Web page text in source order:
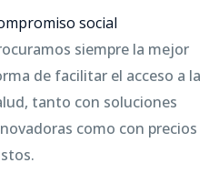
social
siempre la mejor
de facilitar el acceso a la
tanto con soluciones
como con precios